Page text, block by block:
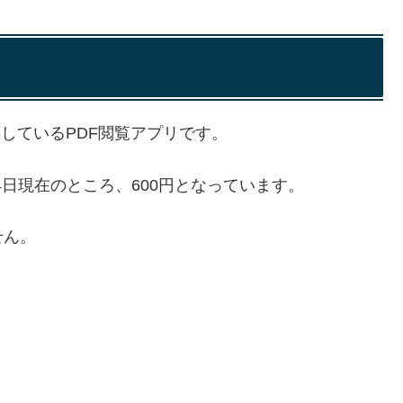
ているPDF閲覧アプリです。
現在のところ、600円となっています。
。